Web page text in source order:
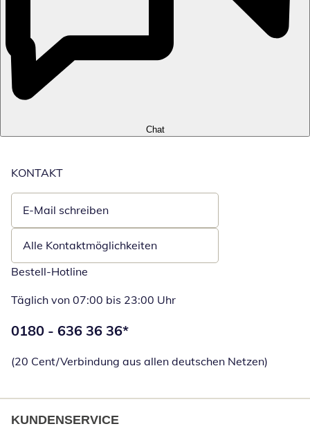
Chat
KONTAKT
E-Mail schreiben
Öffnet E-Mail-Client
Alle Kontaktmöglichkeiten
Bestell-Hotline
Täglich von 07:00 bis 23:00 Uhr
Telefonnummer:
0180 - 636 36 36*
(20 Cent/Verbindung aus allen deutschen Netzen)
KUNDENSERVICE